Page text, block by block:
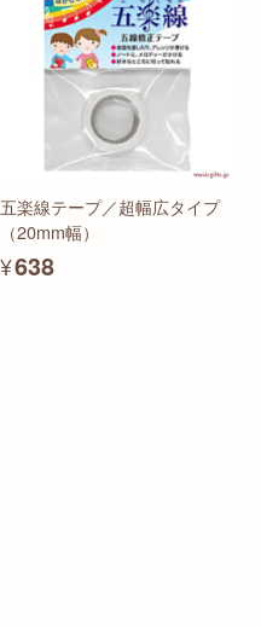
五楽線テープ／超幅広タイプ
（20mm幅）
¥638